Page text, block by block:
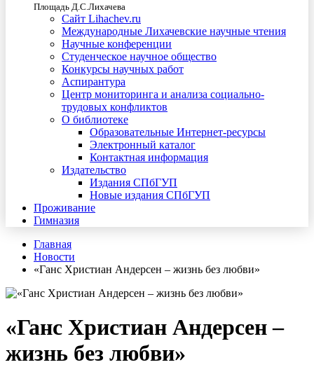
Площадь Д.С.Лихачева
Сайт Lihachev.ru
Международные Лихачевские научные чтения
Научные конференции
Студенческое научное общество
Конкурсы научных работ
Аспирантура
Центр мониторинга и анализа социально-
трудовых конфликтов
О библиотеке
Образовательные Интернет-ресурсы
Электронный каталог
Контактная информация
Издательство
Издания СПбГУП
Новые издания СПбГУП
Проживание
Гимназия
Главная
Новости
«Ганс Христиан Андерсен – жизнь без любви»
«Ганс Христиан Андерсен –
жизнь без любви»